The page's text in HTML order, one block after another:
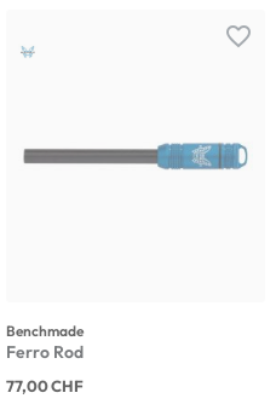
favorite_border
Benchmade
Ferro Rod
77,00 CHF